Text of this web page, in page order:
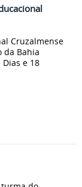
Cruzalmense
da Bahia
e 18